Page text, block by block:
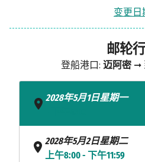
变更日
邮轮
登船港口: 迈阿密➞
2028年5月1日星期一
2028年5月2日星期二
上午8:00 - 下午11:59